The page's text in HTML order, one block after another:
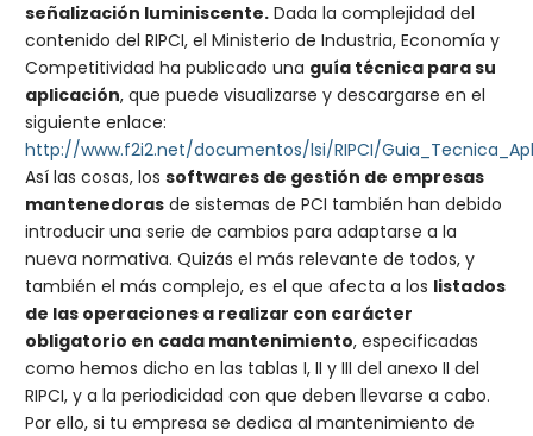
señalización luminiscente. Dada la complejidad del
contenido del RIPCI, el Ministerio de Industria, Economía y
Competitividad ha publicado una guía técnica para su
aplicación, que puede visualizarse y descargarse en el
siguiente enlace:
http://www.f2i2.net/documentos/lsi/RIPCI/
Así las cosas, los softwares de gestión de empresas
mantenedoras de sistemas de PCI también han debido
introducir una serie de cambios para adaptarse a la
nueva normativa. Quizás el más relevante de todos, y
también el más complejo, es el que afecta a los listados
de las operaciones a realizar con carácter
obligatorio en cada mantenimiento, especificadas
como hemos dicho en las tablas I, II y III del anexo II del
RIPCI, y a la periodicidad con que deben llevarse a cabo.
Por ello, si tu empresa se dedica al mantenimiento de